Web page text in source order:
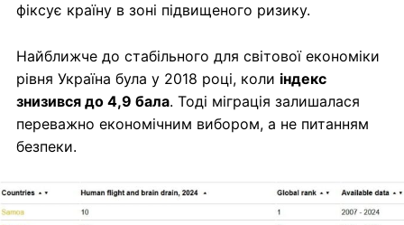
фіксує країну в зоні підвищеного ризику.
Найближче до стабільного для світової економіки
рівня Україна була у 2018 році, коли індекс
знизився до 4,9 бала. Тоді міграція залишалася
переважно економічним вибором, а не питанням
безпеки.